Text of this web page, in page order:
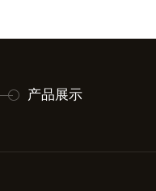
产品展示